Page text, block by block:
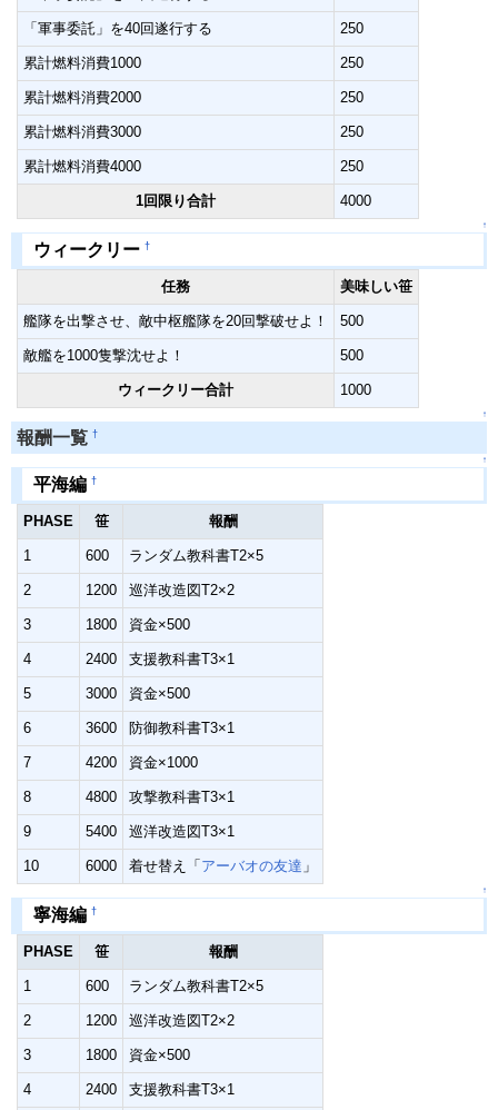
「軍事委託」を40回遂行する 250
累計燃料消費1000 250
累計燃料消費2000 250
累計燃料消費3000 250
累計燃料消費4000 250
1回限り合計 4000
↑
ウィークリー †
任務 美味しい笹
艦隊を出撃させ、敵中枢艦隊を20回撃破せよ！ 500
敵艦を1000隻撃沈せよ！ 500
ウィークリー合計 1000
↑
報酬一覧 †
↑
平海編 †
PHASE 笹 報酬
1 600 ランダム教科書T2×5
2 1200 巡洋改造図T2×2
3 1800 資金×500
4 2400 支援教科書T3×1
5 3000 資金×500
6 3600 防御教科書T3×1
7 4200 資金×1000
8 4800 攻撃教科書T3×1
9 5400 巡洋改造図T3×1
10 6000 着せ替え「 アーバオの友達 」
↑
寧海編 †
PHASE 笹 報酬
1 600 ランダム教科書T2×5
2 1200 巡洋改造図T2×2
3 1800 資金×500
4 2400 支援教科書T3×1